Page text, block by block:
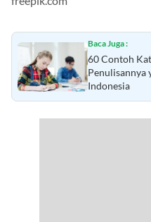
Baca Juga :
60 Contoh
Penulisannya
Indonesia